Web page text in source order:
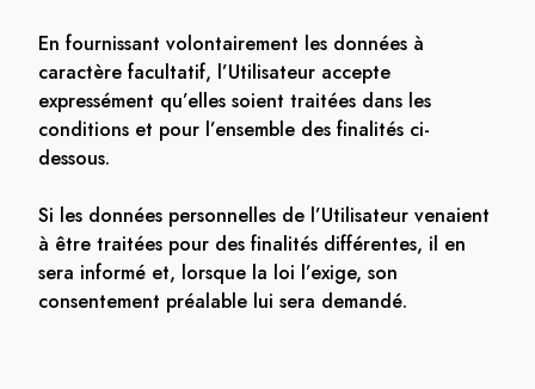
En fournissant volontairement les données à
caractère facultatif, l’Utilisateur accepte
expressément qu’elles soient traitées dans les
conditions et pour l’ensemble des finalités ci-
dessous.
Si les données personnelles de l’Utilisateur venaient
à être traitées pour des finalités différentes, il en
sera informé et, lorsque la loi l’exige, son
consentement préalable lui sera demandé.